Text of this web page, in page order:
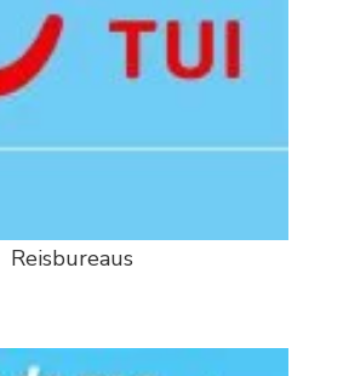
Reisbureaus